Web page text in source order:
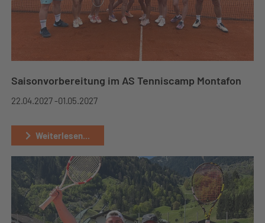
Saisonvorbereitung im AS Tenniscamp Montafon
22.04.2027 -01.05.2027
Weiterlesen...